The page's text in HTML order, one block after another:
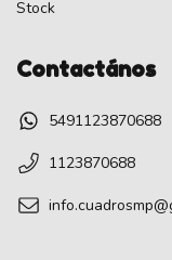
Stock
Contactános
5491123870688
1123870688